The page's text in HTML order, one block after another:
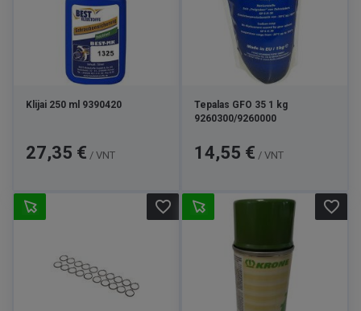
Klijai 250 ml 9390420
Kaina
27,35 € / VNT
Tepalas GFO 35 1 kg
9260300/9260000
Kaina
14,55 € / VNT
favorite_border favorite_border